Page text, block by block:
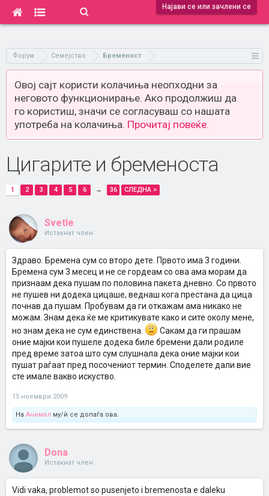
Најави се или зачлени се
Форум Семејство Бременост
Овој сајт користи колачиња неопходни за
неговото функционирање. Ако продолжиш да
го користиш, значи се согласуваш со нашата
употреба на колачиња. Прочитај повеќе.
Цигарите и бременоста
1 2 3 4 5 6 → 36 СЛЕДНА >
Svetle
Истакнат член
Здраво. Бремена сум со второ дете. Првото има 3 години.
Бремена сум 3 месец и не се гордеам со ова ама морам да
признаам дека пушам по половина пакета дневно. Со првото
не пушев ни додека цицаше, веднаш кога престана да цица
почнав да пушам. Пробувам да ги откажам ама никако не
можам. Знам дека ќе ме критикувате како и сите околу мене,
но знам дека не сум единствена.
Сакам да ги прашам
оние мајки кои пушеле додека биле бремени дали родиле
пред време затоа што сум слушнала дека оние мајки кои
пушат раѓаат пред посочениот термин. Споделете дали вие
сте имале вакво искуство.
15 ноември 2009
На Анимал му/ѝ се допаѓа ова.
Dona
Истакнат член
Vidi vaka, problemot so pusenjeto i bremenosta e daleku